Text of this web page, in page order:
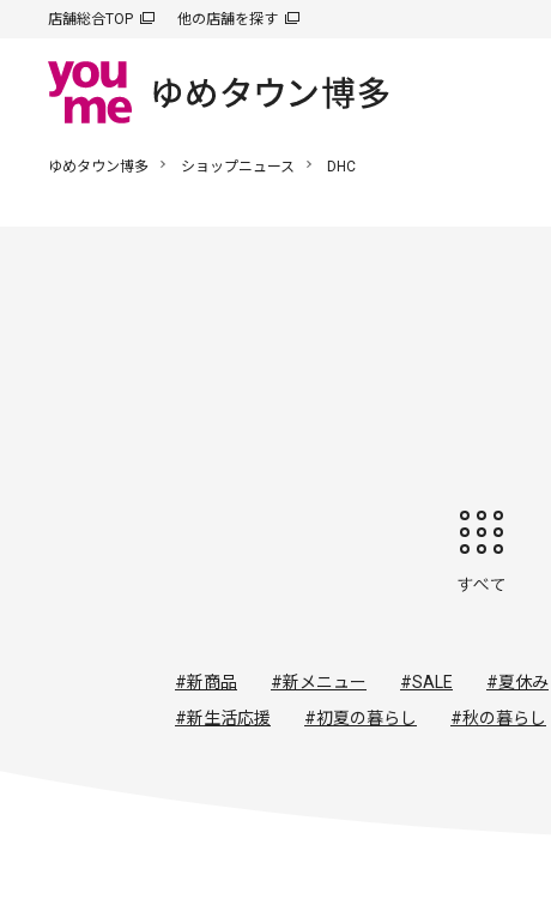
店舗総合TOP 他の店舗を探す
ゆめタウン博多 ショップニュース DHC
#新商品 #新メニュー #SALE #夏休み
#新生活応援
#初夏の暮らし #秋の暮らし